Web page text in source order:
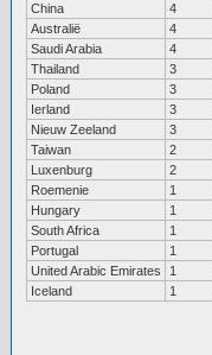
China
4
Australië
4
Saudi Arabia
4
Thailand
3
Poland
3
Ierland
3
Nieuw Zeeland
3
Taiwan
2
Luxenburg
2
Roemenie
1
Hungary
1
South Africa
1
Portugal
1
United Arabic Emirates
1
Iceland
1